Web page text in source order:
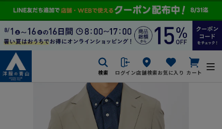
検索 ログイン店舗検索お気に入り カート